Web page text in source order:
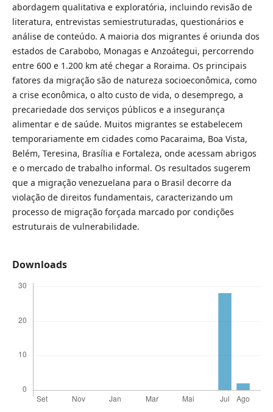
abordagem qualitativa e exploratória, incluindo revisão de
literatura, entrevistas semiestruturadas, questionários e
análise de conteúdo. A maioria dos migrantes é oriunda dos
estados de Carabobo, Monagas e Anzoátegui, percorrendo
entre 600 e 1.200 km até chegar a Roraima. Os principais
fatores da migração são de natureza socioeconômica, como
a crise econômica, o alto custo de vida, o desemprego, a
precariedade dos serviços públicos e a insegurança
alimentar e de saúde. Muitos migrantes se estabelecem
temporariamente em cidades como Pacaraima, Boa Vista,
Belém, Teresina, Brasília e Fortaleza, onde acessam abrigos
e o mercado de trabalho informal. Os resultados sugerem
que a migração venezuelana para o Brasil decorre da
violação de direitos fundamentais, caracterizando um
processo de migração forçada marcado por condições
estruturais de vulnerabilidade.
Downloads